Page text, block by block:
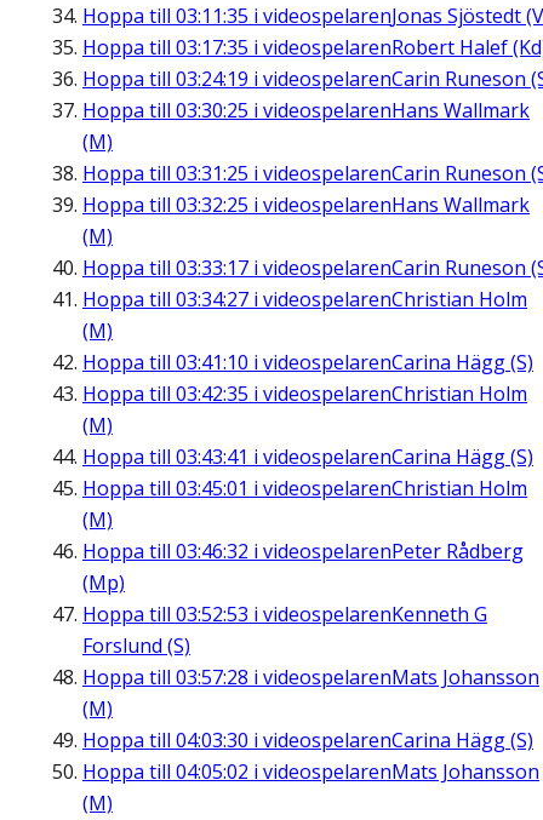
Hoppa till 03:11:35 i videospelarenJonas Sjöstedt
Hoppa till 03:17:35 i videospelarenRobert Halef
Hoppa till 03:24:19 i videospelarenCarin Runeson
Hoppa till 03:30:25 i videospelarenHans Wallmark
(M)
Hoppa till 03:31:25 i videospelarenCarin Runeson
Hoppa till 03:32:25 i videospelarenHans Wallmark
(M)
Hoppa till 03:33:17 i videospelarenCarin Runeson
Hoppa till 03:34:27 i videospelarenChristian Holm
(M)
Hoppa till 03:41:10 i videospelarenCarina Hägg (S)
Hoppa till 03:42:35 i videospelarenChristian Holm
(M)
Hoppa till 03:43:41 i videospelarenCarina Hägg (S)
Hoppa till 03:45:01 i videospelarenChristian Holm
(M)
Hoppa till 03:46:32 i videospelarenPeter Rådberg
(Mp)
Hoppa till 03:52:53 i videospelarenKenneth G
Forslund (S)
Hoppa till 03:57:28 i videospelarenMats Johansson
(M)
Hoppa till 04:03:30 i videospelarenCarina Hägg (S)
Hoppa till 04:05:02 i videospelarenMats Johansson
(M)